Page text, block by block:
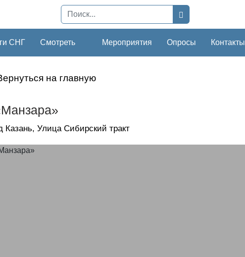
СНГ Смотреть Мероприятия Опросы Контакты
на главную
Казань, Улица Сибирский тракт